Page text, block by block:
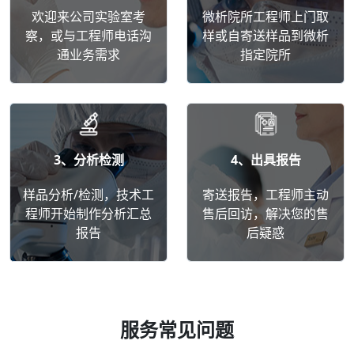
欢迎来公司实验室考
察，或与工程师电话沟
通业务需求
微析院所工程师上门取
样或自寄送样品到微析
指定院所
3、分析检测
样品分析/检测，技术工
程师开始制作分析汇总
报告
4、出具报告
寄送报告，工程师主动
售后回访，解决您的售
后疑惑
服务常见问题